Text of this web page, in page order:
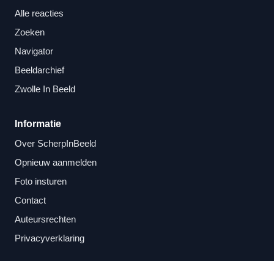
Alle reacties
Zoeken
Navigator
Beeldarchief
Zwolle In Beeld
Informatie
Over ScherpInBeeld
Opnieuw aanmelden
Foto insturen
Contact
Auteursrechten
Privacyverklaring